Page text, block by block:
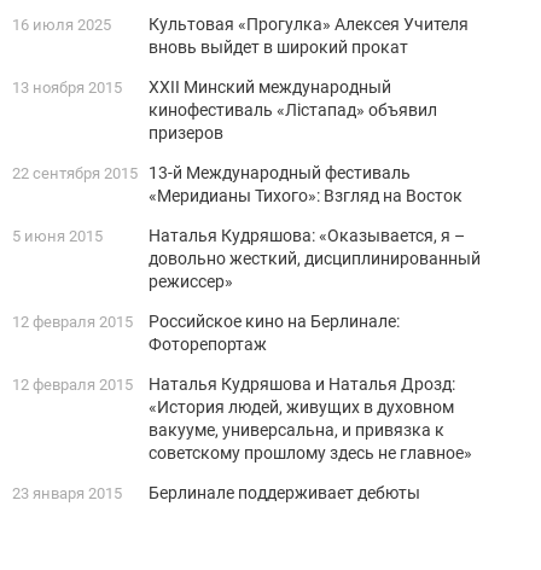
16 июля 2025
Культовая «Прогулка» Алексея Учителя
вновь выйдет в широкий прокат
13 ноября 2015
XXII Минский международный
кинофестиваль «Лiстапад» объявил
призеров
22 сентября 2015
13-й Международный фестиваль
«Меридианы Тихого»: Взгляд на Восток
5 июня 2015
Наталья Кудряшова: «Оказывается, я –
довольно жесткий, дисциплинированный
режиссер»
12 февраля 2015
Российское кино на Берлинале:
Фоторепортаж
12 февраля 2015
Наталья Кудряшова и Наталья Дрозд:
«История людей, живущих в духовном
вакууме, универсальна, и привязка к
советскому прошлому здесь не главное»
23 января 2015 Берлинале поддерживает дебюты